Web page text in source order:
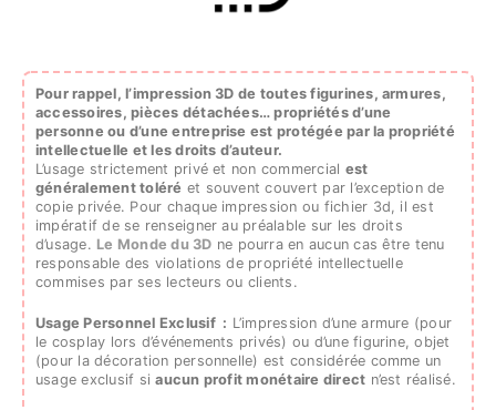
Pour rappel, l’impression 3D de toutes figurines, armures,
accessoires, pièces détachées…propriétés d’une
personne ou d’une entreprise est protégée par la propriété
intellectuelle et les droits d’auteur.
L’usage strictement privé et non commercial est
généralement toléré et souvent couvert par l’exception de
copie privée. Pour chaque impression ou fichier 3d, il est
impératif de se renseigner au préalable sur les droits
d’usage. Le Monde du 3D ne pourra en aucun cas être tenu
responsable des violations de propriété intellectuelle
commises par ses lecteurs ou clients.
Usage Personnel Exclusif : L’impression d’une armure (pour
le cosplay lors d’événements privés) ou d’une figurine, objet
(pour la décoration personnelle) est considérée comme un
usage exclusif siaucun profit monétaire direct n’est réalisé.